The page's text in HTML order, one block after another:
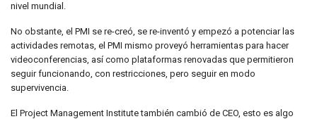
nivel mundial.
No obstante, el PMI se re-creó, se re-inventó y empezó a potenciar las
actividades remotas, el PMI mismo proveyó herramientas para hacer
videoconferencias, así como plataformas renovadas que permitieron
seguir funcionando, con restricciones, pero seguir en modo
supervivencia.
El Project Management Institute también cambió de CEO, esto es algo